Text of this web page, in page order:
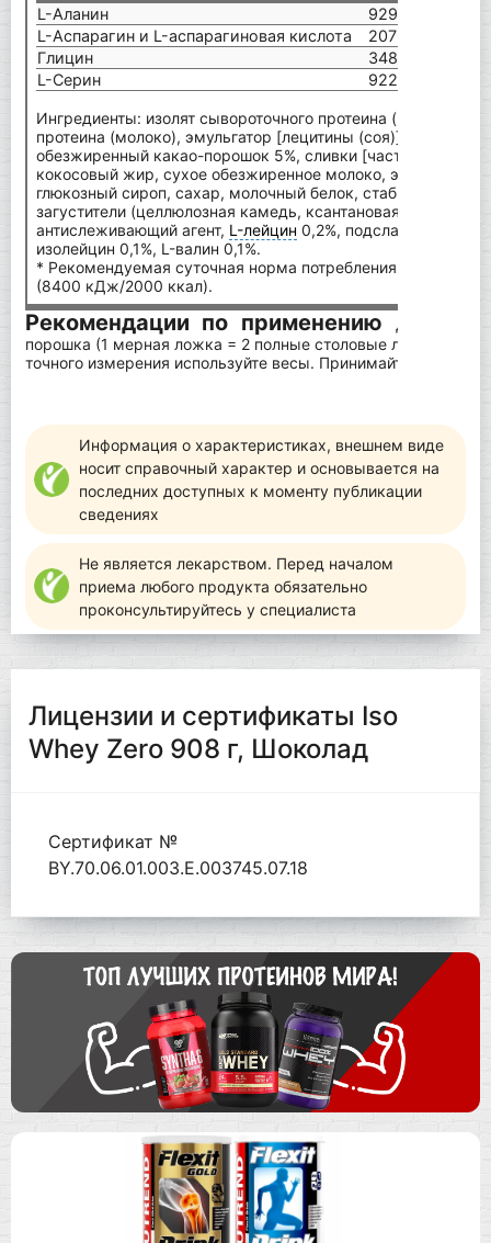
L-Аланин
929 мг
L-Аспарагин и L-аспарагиновая кислота
2076 мг
Глицин
348 мг
L-Серин
922 мг
Ингредиенты: изолят сывороточного протеина (молоко)
протеина (молоко), эмульгатор [лецитины (соя)]} 85%, L-
обезжиренный какао-порошок 5%, сливки [частично
кокосовый жир, сухое обезжиренное молоко, эмульгаторы
глюкозный сироп, сахар, молочный белок, стабилизатор
загустители (целлюлозная камедь, ксантановая камедь),
антислеживающий агент, L-лейцин 0,2%, подсластитель
изолейцин 0,1%, L-валин 0,1%.
* Рекомендуемая суточная норма потребления для
(8400 кДж/2000 ккал).
Рекомендации по применению
Для одной
порошка (1 мерная ложка = 2 полные столовые ложки) с
точного измерения используйте весы. Принимайте 2 порции
Информация о характеристиках, внешнем виде
носит справочный характер и основывается на
последних доступных к моменту публикации
сведениях
Не является лекарством. Перед началом
приема любого продукта обязательно
проконсультируйтесь у специалиста
Лицензии и сертификаты Iso
Whey Zero 908 г, Шоколад
Сертификат №
BY.70.06.01.003.Е.003745.07.18